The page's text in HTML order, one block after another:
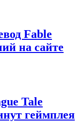
Fable
на сайте
Tale
геймплея